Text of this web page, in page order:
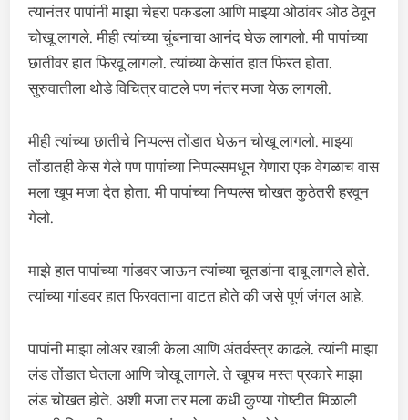
त्यानंतर पापांनी माझा चेहरा पकडला आणि माझ्या ओठांवर ओठ ठेवून
चोखू लागले. मीही त्यांच्या चुंबनाचा आनंद घेऊ लागलो. मी पापांच्या
छातीवर हात फिरवू लागलो. त्यांच्या केसांत हात फिरत होता.
सुरुवातीला थोडे विचित्र वाटले पण नंतर मजा येऊ लागली.
मीही त्यांच्या छातीचे निप्पल्स तोंडात घेऊन चोखू लागलो. माझ्या
तोंडातही केस गेले पण पापांच्या निप्पल्समधून येणारा एक वेगळाच वास
मला खूप मजा देत होता. मी पापांच्या निप्पल्स चोखत कुठेतरी हरवून
गेलो.
माझे हात पापांच्या गांडवर जाऊन त्यांच्या चूतडांना दाबू लागले होते.
त्यांच्या गांडवर हात फिरवताना वाटत होते की जसे पूर्ण जंगल आहे.
पापांनी माझा लोअर खाली केला आणि अंतर्वस्त्र काढले. त्यांनी माझा
लंड तोंडात घेतला आणि चोखू लागले. ते खूपच मस्त प्रकारे माझा
लंड चोखत होते. अशी मजा तर मला कधी कुण्या गोष्टीत मिळाली